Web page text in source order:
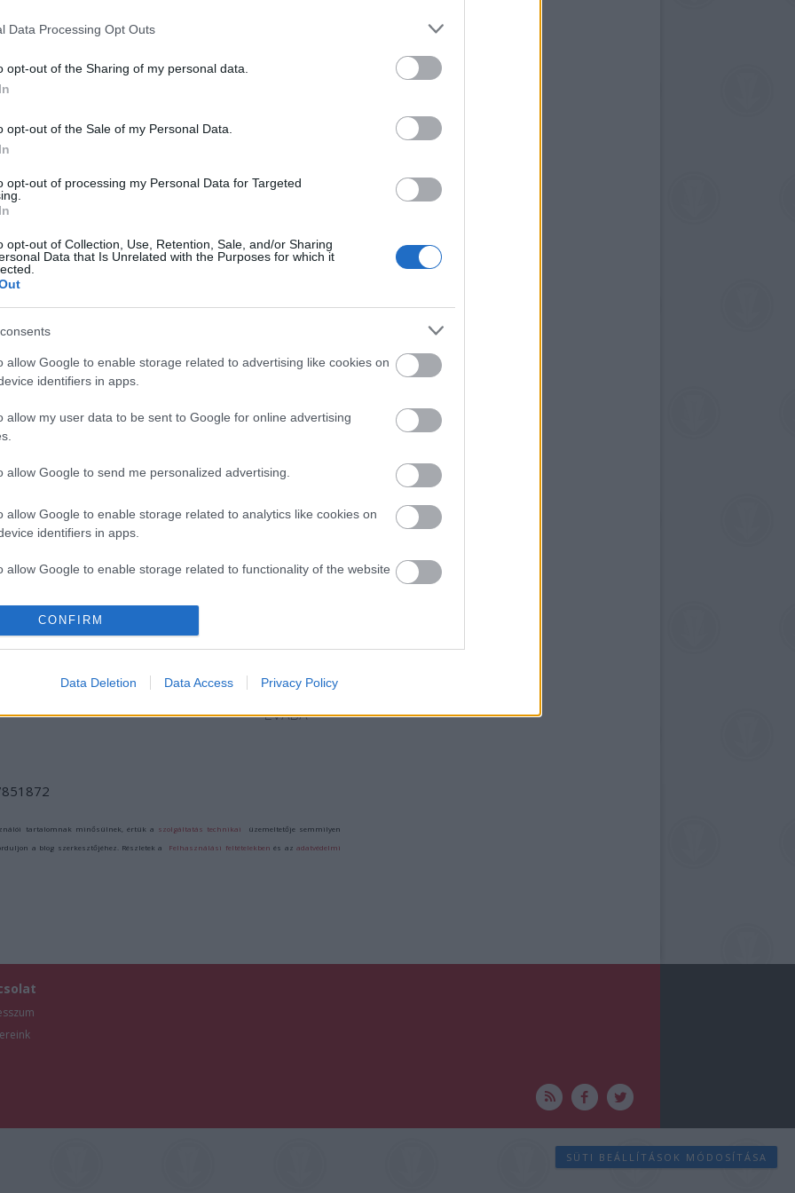
Data Processing Opt Outs
opt-out of the Sharing of my personal data.
opt-out of the Sale of my Personal Data.
opt-out of processing my Personal Data for Targeted
opt-out of Collection, Use, Retention, Sale, and/or Sharing
Data that Is Unrelated with the Purposes for which it
allow Google to enable storage related to advertising like cookies on
identifiers in apps.
allow my user data to be sent to Google for online advertising
allow Google to send me personalized advertising.
allow Google to enable storage related to analytics like cookies on
identifiers in apps.
allow Google to enable storage related to functionality of the website
allow Google to enable storage related to personalization.
functionality and fraud prevention, and other user protection.
CONFIRM
Data Deletion Data Access Privacy Policy
az elkeseredettség ismétlődő hullámai
egykoron fenséges, divatot teremtő buja, szőke
beesett.
állambeli Corpus Christiben született.
neve és arca akkoriban kezdett ismertté válni,
show-műsorba hívták vendégként. Pályáján
ábrázoló - és mintegy nyolcmilliós
egész Amerika férfilakosságát elbűvölte a
Spelling és Leonard Goldberg producereket
(Charlie's Angels) címmel készülő
A színésznő három szezonon át a sorozat
a szériának vége szakadt, hírnevét nem tudta
váltani Hollywoodban. Bár játszott filmekben
fel a nyolcvanas és a kilencvenes években.
orális gyönyörökhöz: ITT.
„NEM TÖBB
UTAZUNK,
VÁLOGATOTT
MINŐSÉGBEN
FESZTIVÁL
BUDAPEST
ÉVADA
tartalomnak minősülnek, értük a szolgáltatás technikai üzemeltetője semmilyen
a blog szerkesztőjéhez. Részletek a Felhasználási feltételekben és azadatvédelmi
SÜTI BEÁLLÍTÁSOK MÓDOSÍTÁSA